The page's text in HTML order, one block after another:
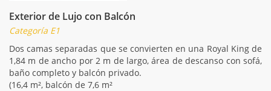
Exterior de Lujo con Balcón
Categoría E1
Dos camas separadas que se convierten en una Royal King de
1,84 m de ancho por 2 m de largo, área de descanso con sofá,
baño completo y balcón privado.
(16,4 m², balcón de 7,6 m²